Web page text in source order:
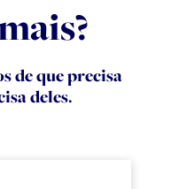
de que precisa
deles.